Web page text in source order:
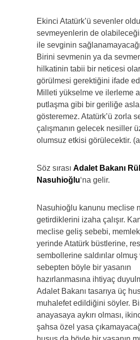
Ekinci Atatürk’ü sevenler
sevmeyenlerin de
ile sevginin
Birini sevmenin ya da
hilkatinin tabii bir neticesi
görülmesi gerektiğini ifade
Milleti yükselme ve ilerleme
putlaşma gibi bir geriliğe
gösteremez. Atatürk’ü zorla
çalışmanın gelecek nesiller
olumsuz etkisi görülecektir.
Söz sırası Adalet Bakanı
Nasuhioğlu‘na gelir.
Nasuhioğlu kanunu meclise
getirdiklerini izaha çalışır.
meclise geliş sebebi,
yerinde Atatürk büstlerine,
sembollerine saldırılar olmuş
sebepten böyle bir yasanın
hazırlanmasına ihtiyaç
Adalet Bakanı tasarıya üç
muhalefet edildiğini söyler.
anayasaya aykırı olması,
şahsa özel yasa